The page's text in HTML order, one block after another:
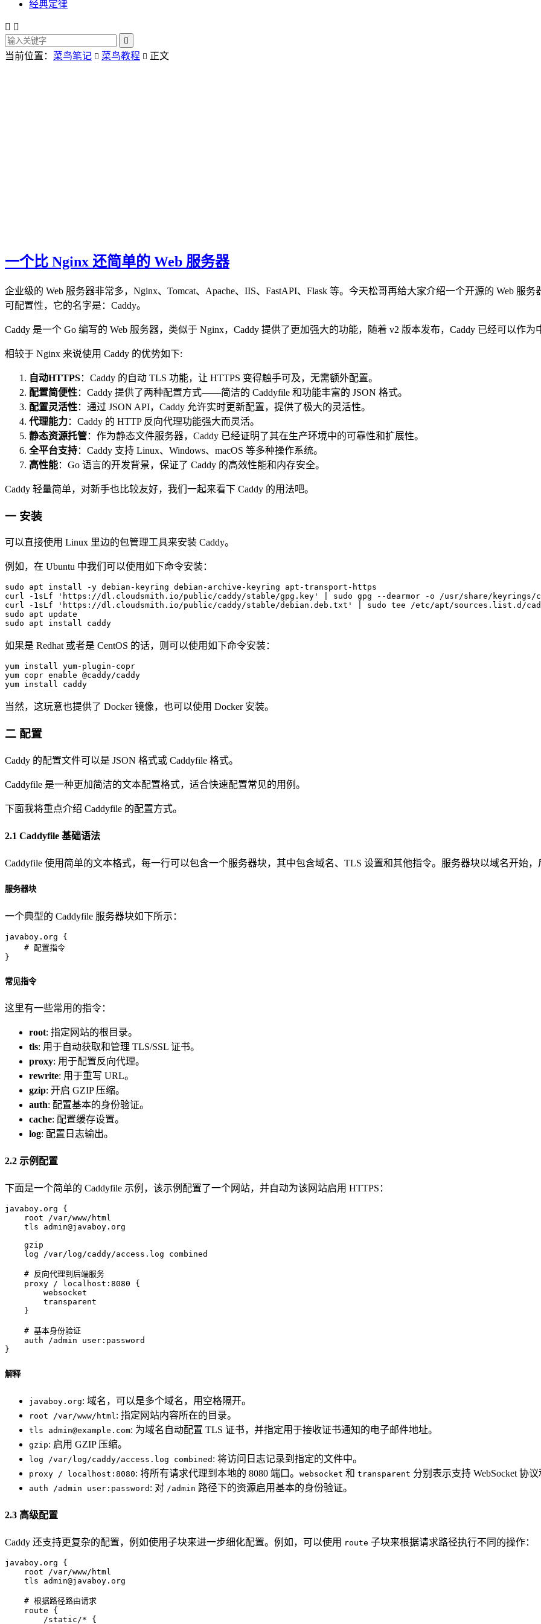
经典定律
 

当前位置： 菜鸟笔记  菜鸟教程  正文
一个比 Nginx 还简单的 Web 服务器
企业级的 Web 服务器非常多，Nginx、Tomcat、Apache、IIS、FastAPI、Flask 等。今天松哥再给大家介绍一个开源的 Web 服
可配置性，它的名字是：Caddy。
Caddy 是一个 Go 编写的 Web 服务器，类似于 Nginx，Caddy 提供了更加强大的功能，随着 v2 版本发布，Caddy 已经可以作为
相较于 Nginx 来说使用 Caddy 的优势如下:
自动HTTPS：Caddy 的自动 TLS 功能，让 HTTPS 变得触手可及，无需额外配置。
配置简便性：Caddy 提供了两种配置方式——简洁的 Caddyfile 和功能丰富的 JSON 格式。
配置灵活性：通过 JSON API，Caddy 允许实时更新配置，提供了极大的灵活性。
代理能力：Caddy 的 HTTP 反向代理功能强大而灵活。
静态资源托管：作为静态文件服务器，Caddy 已经证明了其在生产环境中的可靠性和扩展性。
全平台支持：Caddy 支持 Linux、Windows、macOS 等多种操作系统。
高性能：Go 语言的开发背景，保证了 Caddy 的高效性能和内存安全。
Caddy 轻量简单，对新手也比较友好，我们一起来看下 Caddy 的用法吧。
一 安装
可以直接使用 Linux 里边的包管理工具来安装 Caddy。
例如，在 Ubuntu 中我们可以使用如下命令安装：
sudo apt install -y debian-keyring debian-archive-keyring apt-transport-https
curl -1sLf 'https://dl.cloudsmith.io/public/caddy/stable/gpg.key' | sudo gpg --dearmor -o /usr/share/keyrings/
curl -1sLf 'https://dl.cloudsmith.io/public/caddy/stable/debian.deb.txt' | sudo tee /etc/apt/sources.list.d/
sudo apt update
如果是 Redhat 或者是 CentOS 的话，则可以使用如下命令安装：
yum install yum-plugin-copr
yum copr enable @caddy/caddy
当然，这玩意也提供了 Docker 镜像，也可以使用 Docker 安装。
二 配置
Caddy 的配置文件可以是 JSON 格式或 Caddyfile 格式。
Caddyfile 是一种更加简洁的文本配置格式，适合快速配置常见的用例。
下面我将重点介绍 Caddyfile 的配置方式。
2.1 Caddyfile 基础语法
Caddyfile 使用简单的文本格式，每一行可以包含一个服务器块，其中包含域名、TLS 设置和其他指令。服务器块以域名开始，
服务器块
一个典型的 Caddyfile 服务器块如下所示：
javaboy.org {
    # 配置指令
常见指令
这里有一些常用的指令：
root: 指定网站的根目录。
tls: 用于自动获取和管理 TLS/SSL 证书。
proxy: 用于配置反向代理。
rewrite: 用于重写 URL。
gzip: 开启 GZIP 压缩。
auth: 配置基本的身份验证。
cache: 配置缓存设置。
log: 配置日志输出。
2.2 示例配置
下面是一个简单的 Caddyfile 示例，该示例配置了一个网站，并自动为该网站启用 HTTPS：
javaboy.org {
    root /var/www/html
    tls admin@javaboy.org
    gzip
    log /var/log/caddy/access.log combined
    # 反向代理到后端服务
    proxy / localhost:8080 {
        websocket
        transparent
    }
    # 基本身份验证
    auth /admin user:password
解释
javaboy.org: 域名，可以是多个域名，用空格隔开。
root /var/www/html : 指定网站内容所在的目录。
tls admin@example.com: 为域名自动配置 TLS 证书，并指定用于接收证书通知的电子邮件地址。
gzip: 启用 GZIP 压缩。
log /var/log/caddy/access.log combined : 将访问日志记录到指定的文件中。
proxy / localhost:8080: 将所有请求代理到本地的 8080 端口。 websocket 和 transparent 分别表示支持 WebSocket 协议
auth /admin user:password : 对 /admin 路径下的资源启用基本的身份验证。
2.3 高级配置
Caddy 还支持更复杂的配置，例如使用子块来进一步细化配置。例如，可以使用 route 子块来根据请求路径执行不同的操作：
javaboy.org {
    root /var/www/html
    tls admin@javaboy.org
    # 根据路径路由请求
    route {
        /static/* {